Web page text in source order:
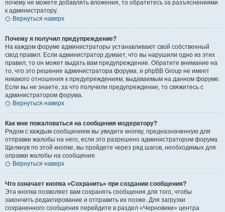
почему не можете добавлять вложения, то обратитесь за разъяснениями
к администратору.
Вернуться наверх
Почему я получил предупреждение?
На каждом форуме администраторы устанавливают свой собственный
свод правил. Если администратор думает, что вы нарушили одно из этих
правил, то он может выдать вам предупреждение. Обратите внимание на
то, что это решение администратора форума, и phpBB Group не имеет
никакого отношения к предупреждениям, выдаваемым на данном форуме.
Если вы не знаете, за что получили предупреждение, то свяжитесь с
администратором форума.
Вернуться наверх
Как мне пожаловаться на сообщения модератору?
Рядом с каждым сообщением вы увидите кнопку, предназначенную для
отправки жалобы на него, если это разрешено администратором форума.
Щелкнув по этой кнопке, вы пройдете через ряд шагов, необходимых для
оправки жалобы на сообщение.
Вернуться наверх
Что означает кнопка «Сохранить» при создании сообщения?
Эта кнопка позволяет вам сохранять сообщения для того, чтобы
закончить редактирование и отправить их позже. Для загрузки
сохраненного сообщения перейдите в раздел «Черновики» центра